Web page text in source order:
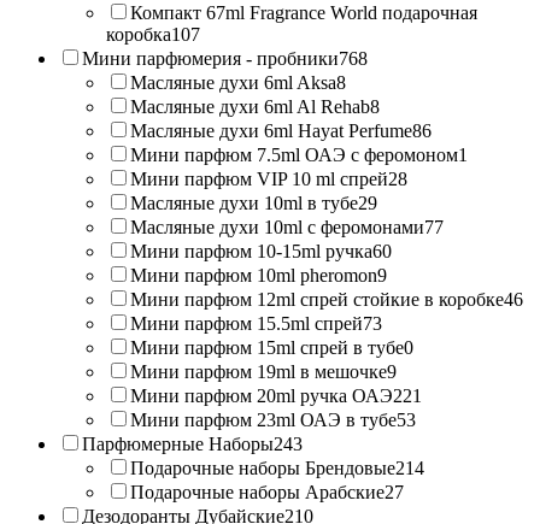
Компакт 67ml Fragrance World подарочная
коробка107
Мини парфюмерия - пробники768
Масляные духи 6ml Aksa8
Масляные духи 6ml Al Rehab8
Масляные духи 6ml Hayat Perfume86
Мини парфюм 7.5ml ОАЭ с феромоном1
Мини парфюм VIP 10 ml спрей28
Масляные духи 10ml в тубе29
Масляные духи 10ml с феромонами77
Мини парфюм 10-15ml ручка60
Мини парфюм 10ml pheromon9
Мини парфюм 12ml спрей стойкие в коробке46
Мини парфюм 15.5ml спрей73
Мини парфюм 15ml спрей в тубе0
Мини парфюм 19ml в мешочке9
Мини парфюм 20ml ручка ОАЭ221
Мини парфюм 23ml ОАЭ в тубе53
Парфюмерные Наборы243
Подарочные наборы Брендовые214
Подарочные наборы Арабские27
Дезодоранты Дубайские210